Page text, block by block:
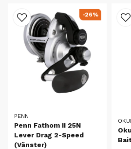
PENN
Penn Fathom II 25N
Lever Drag 2-Speed
(Vänster)
-26%